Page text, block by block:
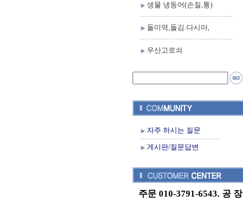
생물 냉동어(손질,통)
돌미역,돌김.다시마,
우산고로쇠
자주 하시는 질문
게시판/질문답변
주문 010-3791-6543. 공 장